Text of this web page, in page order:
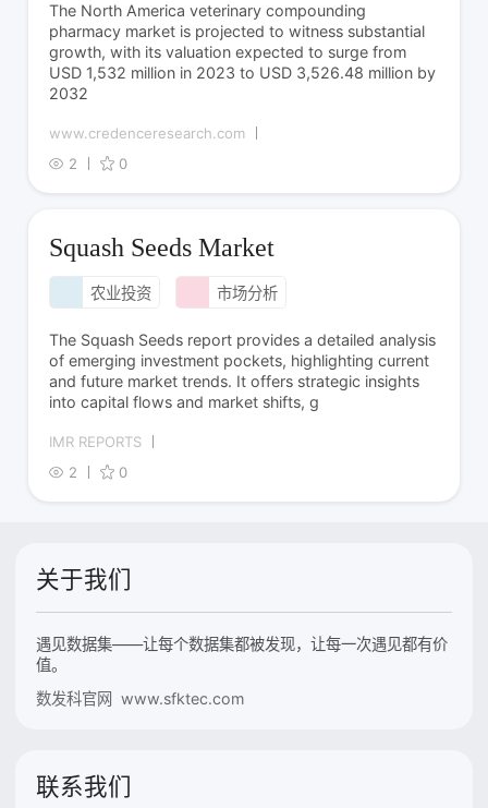
The North America veterinary compounding
pharmacy market is projected to witness substantial
growth, with its valuation expected to surge from
USD 1,532 million in 2023 to USD 3,526.48 million by
2032
www.credenceresearch.com
2
0
Squash Seeds Market
农业投资 市场分析
The Squash Seeds report provides a detailed analysis
of emerging investment pockets, highlighting current
and future market trends. It offers strategic insights
into capital flows and market shifts, g
IMR REPORTS
2
0
关于我们
遇见数据集——让每个数据集都被发现，让每一次遇见都有价
值。
数发科官网 www.sfktec.com
联系我们